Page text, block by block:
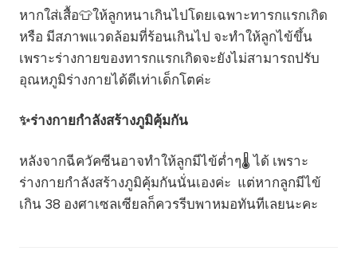
หากใส่เสื้อ👕ให้ลูกหนาเกินไปโดยเฉพาะทารกแรกเกิด
หรือ มีสภาพแวดล้อมที่ร้อนเกินไป จะทำให้ลูกไข้ขึ้น
เพราะร่างกายของทารกแรกเกิดจะยังไม่สามารถปรับ
อุณหภูมิร่างกายได้ดีเท่าเด็กโตค่ะ
✨ร่างกายกำลังสร้างภูมิคุ้มกัน
หลังจากฉีควัคซีนอาจทำให้ลูกมีไข้ต่ำๆ🌡️ ได้ เพราะ
ร่างกายกำลังสร้างภูมิคุ้มกันนั่นเองค่ะ แต่หากลูกมีไข้
เกิน 38 องศาเซลเซียลก็ควรรีบพาหมอทันทีเลยนะคะ